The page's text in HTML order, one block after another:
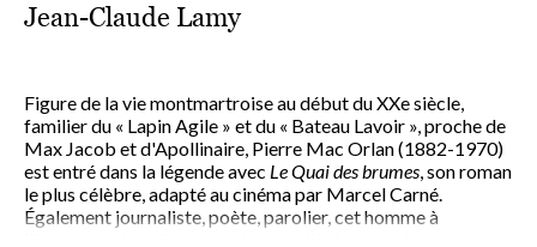
Jean-Claude Lamy
Figure de la vie montmartroise au début du XXe siècle,
familier du « Lapin Agile » et du « Bateau Lavoir », proche de
Max Jacob et d'Apollinaire, Pierre Mac Orlan (1882-1970)
est entré dans la légende avec Le Quai des brumes, son roman
le plus célèbre, adapté au cinéma par Marcel Carné.
Également journaliste, poète, parolier, cet homme à